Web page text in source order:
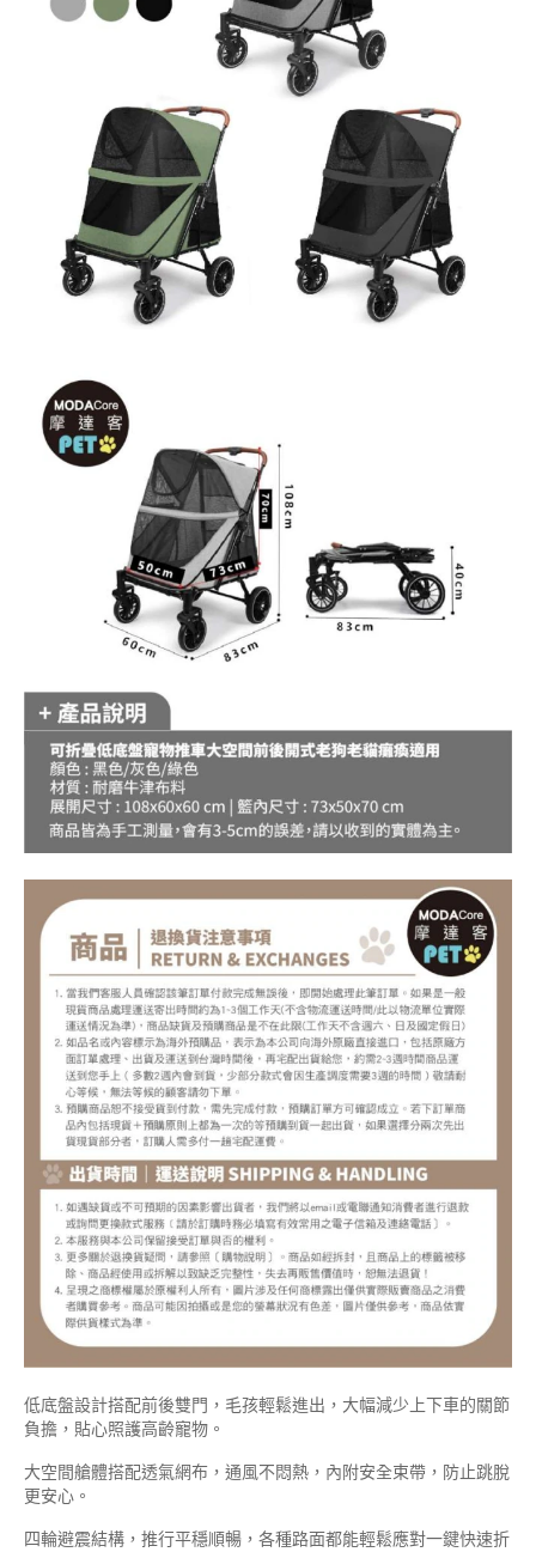
低底盤設計搭配前後雙門，毛孩輕鬆進出，大幅減少上下車的關節
負擔，貼心照護高齡寵物。
大空間艙體搭配透氣網布，通風不悶熱，內附安全束帶，防止跳脫
更安心。
四輪避震結構，推行平穩順暢，各種路面都能輕鬆應對一鍵快速折